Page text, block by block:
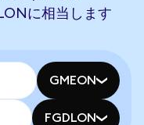
に相当します
GMEON
FGDLON